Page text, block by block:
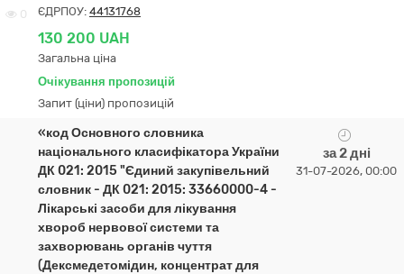
0
ЄДРПОУ: 44131768
130 200 UAH
Загальна ціна
Очікування пропозицій
Запит (ціни) пропозицій
«код Основного словника
національного класифікатора України
ДК 021: 2015 "Єдиний закупівельний
словник - ДК 021: 2015: 33660000-4 -
Лікарські засоби для лікування
хвороб нервової системи та
захворювань органів чуття
(Дексмедетомідин, концентрат для
за 2 дні
31-07-2026, 00:00